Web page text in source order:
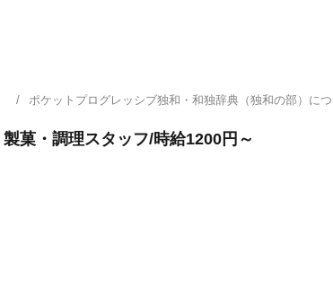
ポケットプログレッシブ独和・和独辞典（独和の部）
菓・調理スタッフ/時給1200円～